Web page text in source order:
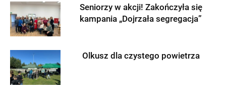
Seniorzy w akcji! Zakończyła się
kampania „Dojrzała segregacja”
Olkusz dla czystego powietrza